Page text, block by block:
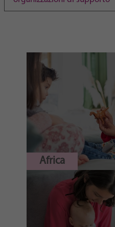
Africa
Purpose
generierte ID,